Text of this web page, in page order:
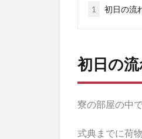
1 初日の流
初日の流
寮の部屋の中
式典までに荷